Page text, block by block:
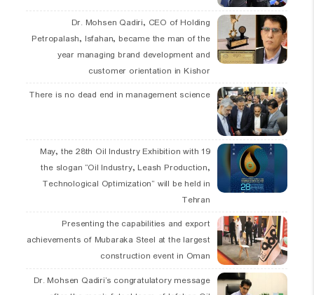
Dr. Mohsen Qadiri, CEO of Holding
Petropalash, Isfahan, became the man of the
year managing brand development and
customer orientation in Kishor
There is no dead end in management science
19 May, the 28th Oil Industry Exhibition with
the slogan “Oil Industry, Leash Production,
Technological Optimization” will be held in
Tehran
Presenting the capabilities and export
achievements of Mubaraka Steel at the largest
construction event in Oman
Dr. Mohsen Qadiri’s congratulatory message